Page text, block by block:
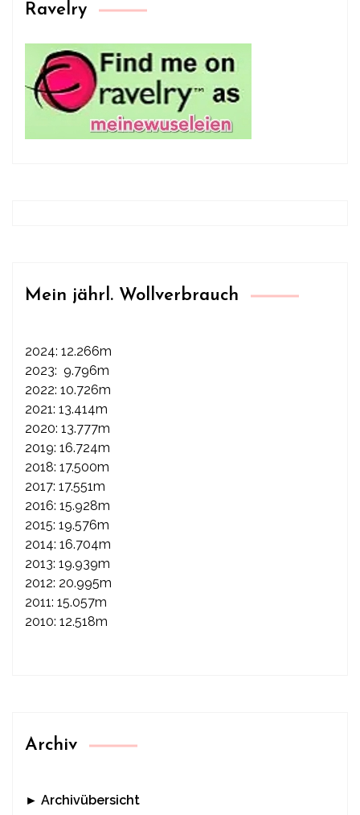
Ravelry
Mein jährl. Wollverbrauch
2024: 12.266m
2023: 9.796m
2022: 10.726m
2021: 13.414m
2020: 13.777m
2019: 16.724m
2018: 17.500m
2017: 17.551m
2016: 15.928m
2015: 19.576m
2014: 16.704m
2013: 19.939m
2012: 20.995m
2011: 15.057m
2010: 12.518m
Archiv
► Archivübersicht